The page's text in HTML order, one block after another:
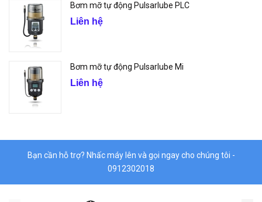
Bơm mỡ tự động Pulsarlube PLC
Liên hệ
Bơm mỡ tự động Pulsarlube Mi
Liên hệ
Bạn cần hỗ trợ? Nhấc máy lên và gọi ngay cho chúng tôi -
0912302018